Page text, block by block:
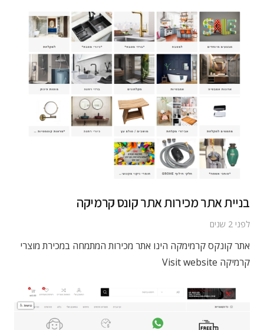
בניית אתר מכירות אתר קונס קרמיקה
לפני 2 שנים
אתר קונקס קרמימקה הינו אתר מכירות המתמחה במכירת מוצרי
קרמיקה Visit website